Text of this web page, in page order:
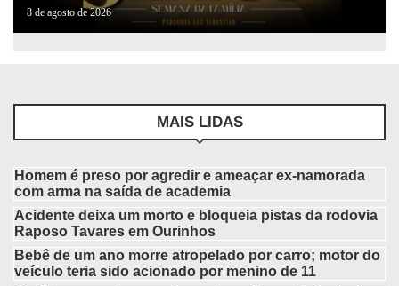
8 de agosto de 2026
MAIS LIDAS
Homem é preso por agredir e ameaçar ex-namorada
com arma na saída de academia
Acidente deixa um morto e bloqueia pistas da rodovia
Raposo Tavares em Ourinhos
Bebê de um ano morre atropelado por carro; motor do
veículo teria sido acionado por menino de 11